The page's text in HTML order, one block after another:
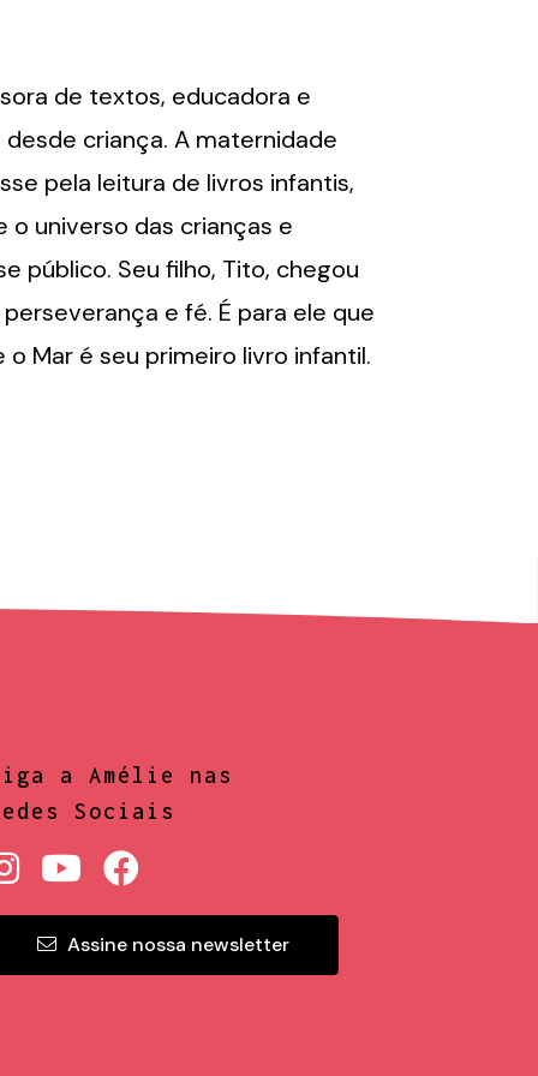
de textos, educadora e
criança. A maternidade
pela leitura de livros infantis,
universo das crianças e
público. Seu filho, Tito, chegou
e fé. É para ele que
Mar é seu primeiro livro infantil.
a Amélie nas
Sociais
Assine nossa newsletter